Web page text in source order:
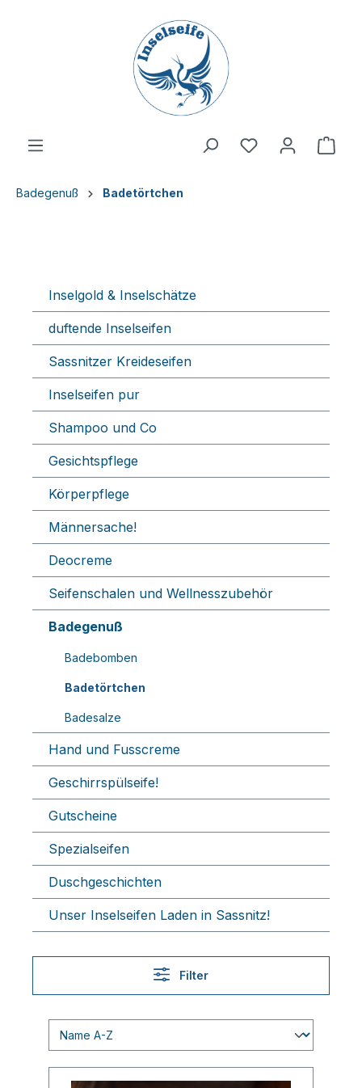
Badegenuß Badetörtchen
Inselgold & Inselschätze
duftende Inselseifen
Sassnitzer Kreideseifen
Inselseifen pur
Shampoo und Co
Gesichtspflege
Körperpflege
Männersache!
Deocreme
Seifenschalen und Wellnesszubehör
Badegenuß
Badebomben
Badetörtchen
Badesalze
Hand und Fusscreme
Geschirrspülseife!
Gutscheine
Spezialseifen
Duschgeschichten
Unser Inselseifen Laden in Sassnitz!
Filter